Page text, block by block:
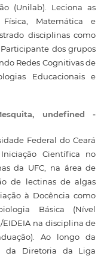
(Unilab). Leciona as
Matemática e
disciplinas como
dos grupos
Redes Cognitivas de
Educacionais e
undefined -
Federal do Ceará
Científica no
da UFC, na área de
de lectinas de algas
à Docência como
Básica (Nível
EIDEIA na disciplina de
Ao longo da
da Diretoria da Liga